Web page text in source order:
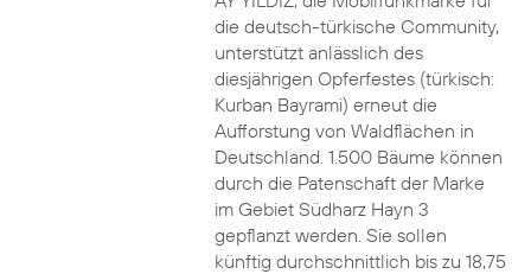
die deutsch-türkische Community,
unterstützt anlässlich des
diesjährigen Opferfestes (türkisch:
Kurban Bayrami) erneut die
Aufforstung von Waldflächen in
Deutschland. 1.500 Bäume können
durch die Patenschaft der Marke
im Gebiet Südharz Hayn 3
gepflanzt werden. Sie sollen
künftig durchschnittlich bis zu 18,75